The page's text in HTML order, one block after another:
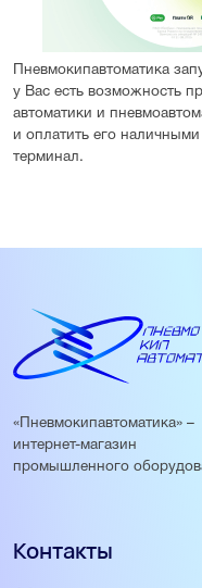
Пневмокипавтоматика
у Вас есть возможность
автоматики и
и оплатить его
терминал.
«Пневмокипавтоматика» –
интернет-магазин
промышленного
Контакты